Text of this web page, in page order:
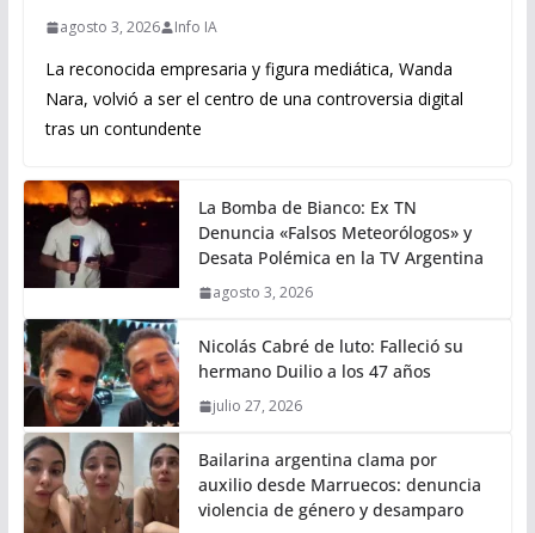
agosto 3, 2026 Info IA
La reconocida empresaria y figura mediática, Wanda
Nara, volvió a ser el centro de una controversia digital
tras un contundente
La Bomba de Bianco: Ex TN
Denuncia «Falsos Meteorólogos» y
Desata Polémica en la TV Argentina
agosto 3, 2026
Nicolás Cabré de luto: Falleció su
hermano Duilio a los 47 años
julio 27, 2026
Bailarina argentina clama por
auxilio desde Marruecos: denuncia
violencia de género y desamparo